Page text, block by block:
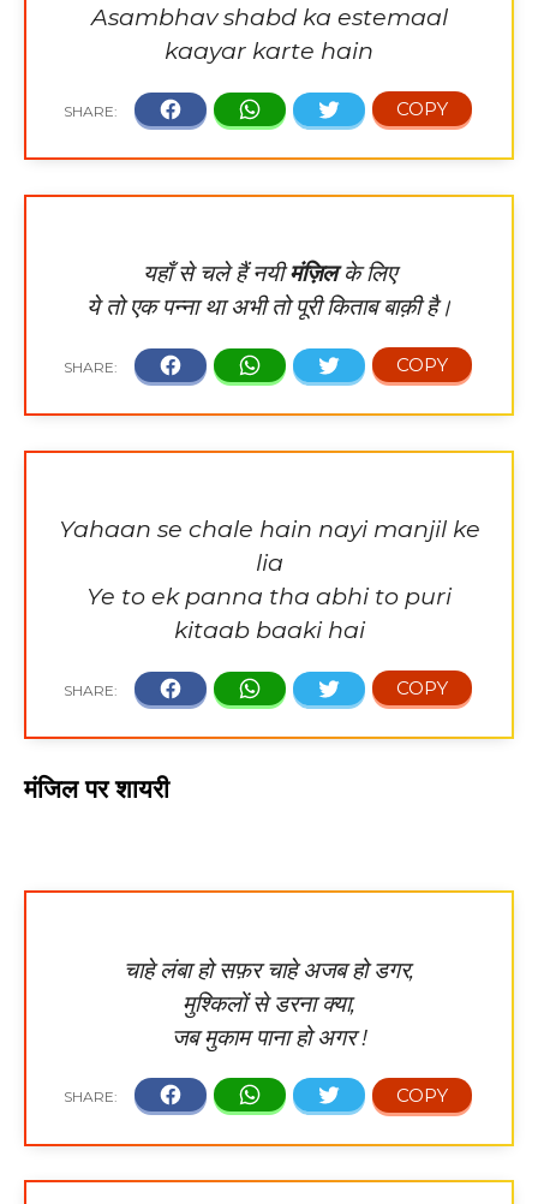
Asambhav shabd ka estemaal
kaayar karte hain
यहाँ से चले हैं नयीमंज़िलके लिए
ये तो एक पन्ना था अभी तो पूरी किताब बाक़ी है।
Yahaan se chale hain nayi manjil ke
lia
Ye to ek panna tha abhi to puri
kitaab baaki hai
मंजिल पर शायरी
चाहे लंबा हो सफ़र चाहे अजब हो डगर,
मुश्किलों से डरना क्या,
जब मुकाम पाना हो अगर !